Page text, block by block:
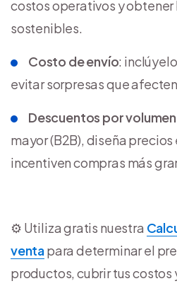
costos operativos y
sostenibles.
Costo de envío:
evitar sorpresas que
Descuentos por volumen
mayor (B2B), diseña
incentiven compras más
⚙️ Utiliza gratis nuestra
ventapara determinar el
productos, cubrir tus costos